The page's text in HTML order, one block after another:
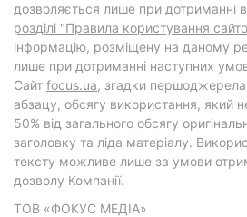
дозволяється лише при дотриманні
розділі "Правила користування
інформацію, розміщену на даному
лише при дотриманні наступних
Cайт focus.ua, згадки
абзацу, обсягу використання, який
50% від загального обсягу
заголовку та ліда матеріалу.
тексту можливе лише за умови
дозволу Компанії.
ТОВ «ФОКУС МЕДІА»